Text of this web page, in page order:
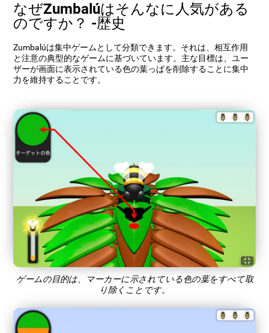
なぜZumbalúはそんなに人気がある
のですか？ ‐歴史
Zumbalúは集中ゲームとして分類できます。それは、相互作用
と注意の典型的なゲームに基づいています。主な目標は、ユー
ザーが画面に表示されている色の葉っぱを削除することに集中
力を維持することです。
ゲームの目的は、マーカーに示されている色の葉をすべて取
り除くことです。